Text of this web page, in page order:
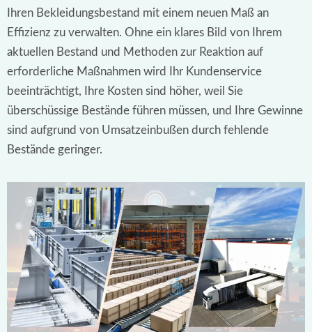
Ihren Bekleidungsbestand mit einem neuen Maß an
Effizienz zu verwalten. Ohne ein klares Bild von Ihrem
aktuellen Bestand und Methoden zur Reaktion auf
erforderliche Maßnahmen wird Ihr Kundenservice
beeinträchtigt, Ihre Kosten sind höher, weil Sie
überschüssige Bestände führen müssen, und Ihre Gewinne
sind aufgrund von Umsatzeinbußen durch fehlende
Bestände geringer.